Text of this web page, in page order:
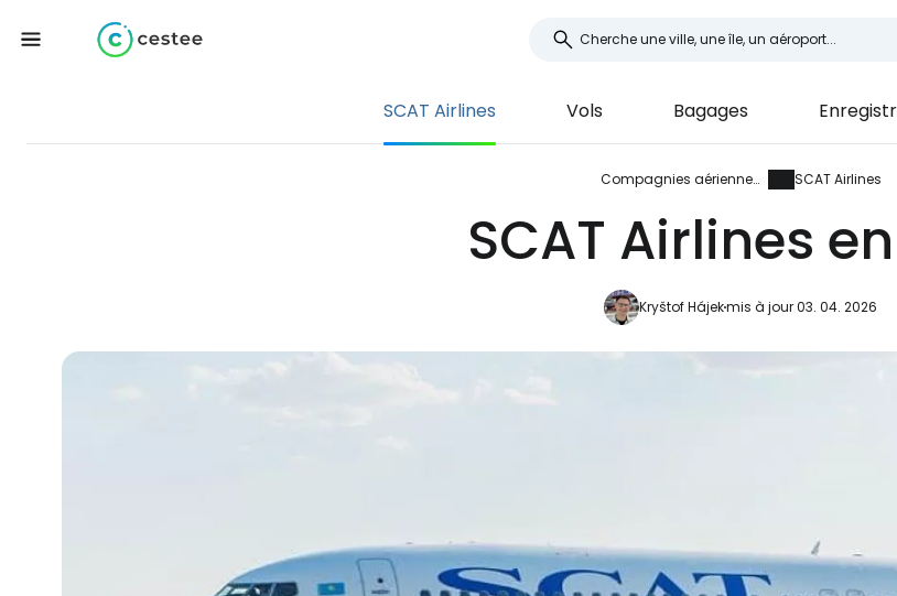
SCAT Airlines Vols Bagages
Compagnies aériennes SCAT Airlines
SCAT Airlines
Kryštof Hájekmis à jour 03. 04. 2026